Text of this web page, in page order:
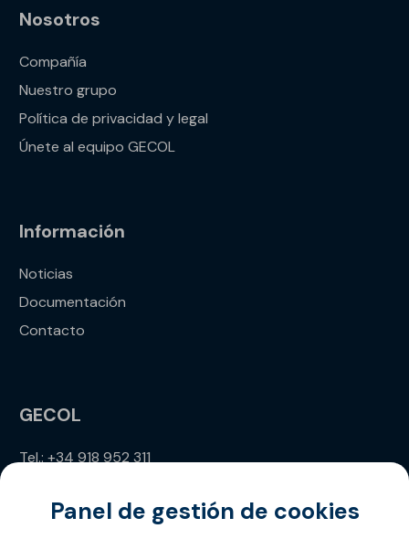
Nosotros
Compañía
Nuestro grupo
Política de privacidad y legal
Únete al equipo GECOL
Información
Noticias
Documentación
Contacto
GECOL
Tel.: +34 918 952 311
Panel de gestión de cookies